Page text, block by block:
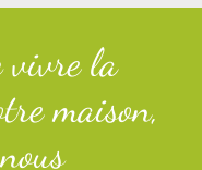
vivre la
maison,